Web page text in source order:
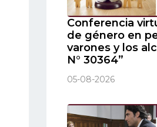
Conferencia
de género en
varones y los
N° 30364”
05-08-2026